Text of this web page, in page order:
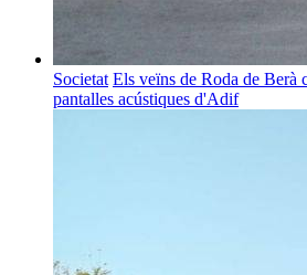
Societat Els veïns de Roda de Berà
pantalles acústiques d'Adif